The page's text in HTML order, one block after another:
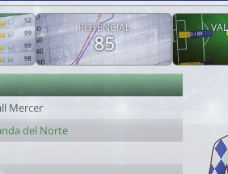
POTENCIAL
85
Mercer
del Norte